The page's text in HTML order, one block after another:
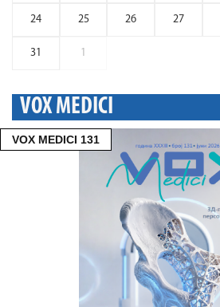
24 25 26 27
31 1
VOX MEDICI
VOX MEDICI 131